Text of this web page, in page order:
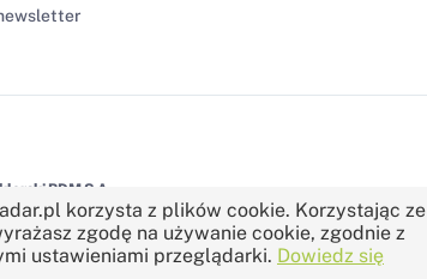
BDM S.A.
korzysta z plików cookie. Korzystając ze
zgodę na używanie cookie, zgodnie z
ustawieniami przeglądarki. Dowiedz się